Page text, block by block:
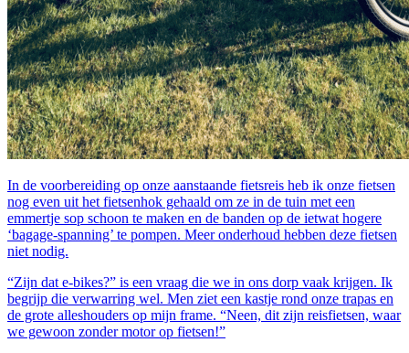
In de voorbereiding op onze aanstaande fietsreis heb ik onze fietsen
nog even uit het fietsenhok gehaald om ze in de tuin met een
emmertje sop schoon te maken en de banden op de ietwat hogere
‘bagage-spanning’ te pompen. Meer onderhoud hebben deze fietsen
niet nodig.
“Zijn dat e-bikes?” is een vraag die we in ons dorp vaak krijgen. Ik
begrijp die verwarring wel. Men ziet een kastje rond onze trapas en
de grote alleshouders op mijn frame. “Neen, dit zijn reisfietsen, waar
we gewoon zonder motor op fietsen!”